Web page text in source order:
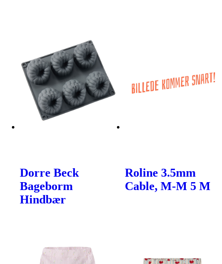
Dorre Beck
Bageborm
Hindbær
Roline 3.5mm
Cable, M-M 5 M